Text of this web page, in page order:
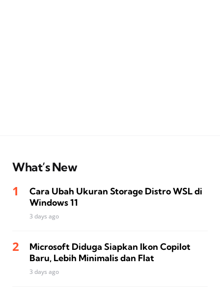
What’s New
Cara Ubah Ukuran Storage Distro WSL di
Windows 11
3 days ago
Microsoft Diduga Siapkan Ikon Copilot
Baru, Lebih Minimalis dan Flat
3 days ago